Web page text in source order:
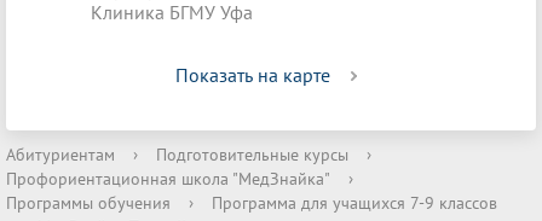
Клиника БГМУ Уфа
Показать на карте
Абитуриентам › Подготовительные курсы
›
Профориентационная школа "МедЗнайка"
›
Программы обучения
›
Программа для учащихся 7-9 классов